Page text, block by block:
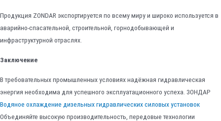
Продукция ZONDAR экспортируется по всему миру и широко используется в
аварийно-спасательной, строительной, горнодобывающей и
инфраструктурной отраслях.
Заключение
В требовательных промышленных условиях надёжная гидравлическая
энергия необходима для успешного эксплуатационного успеха. ЗОНДАР
Водяное охлаждение дизельных гидравлических силовых установок
Объединяйте высокую производительность, передовые технологии